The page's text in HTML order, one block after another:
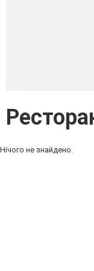
Нічого не знайдено.